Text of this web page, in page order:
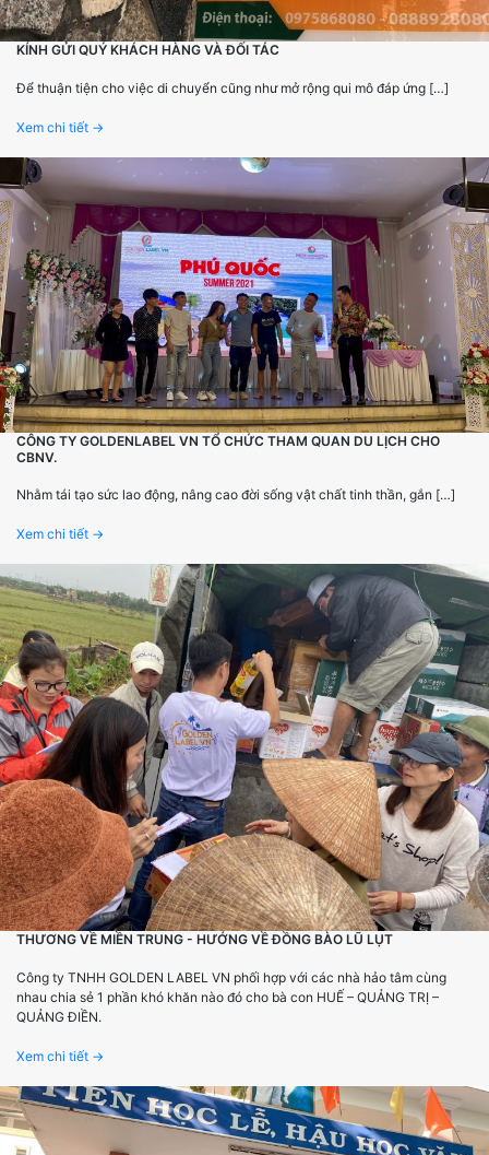
KÍNH GỬI QUÝ KHÁCH HÀNG VÀ ĐỐI TÁC
Để thuận tiện cho việc di chuyển cũng như mở rộng qui mô đáp ứng […]
Xem chi tiết →
CÔNG TY GOLDENLABEL VN TỔ CHỨC THAM QUAN DU LỊCH CHO
CBNV.
Nhằm tái tạo sức lao động, nâng cao đời sống vật chất tinh thần, gắn […]
Xem chi tiết →
THƯƠNG VỀ MIỀN TRUNG - HƯỚNG VỀ ĐỒNG BÀO LŨ LỤT
Công ty TNHH GOLDEN LABEL VN phối hợp với các nhà hảo tâm cùng
nhau chia sẻ 1 phần khó khăn nào đó cho bà con HUẾ – QUẢNG TRỊ –
QUẢNG ĐIỀN.
Xem chi tiết →